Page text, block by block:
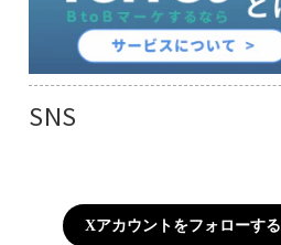
SNS
Xアカウントをフォローする